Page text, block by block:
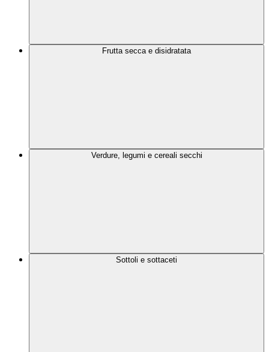
Frutta secca e disidratata
Verdure, legumi e cereali secchi
Sottoli e sottaceti